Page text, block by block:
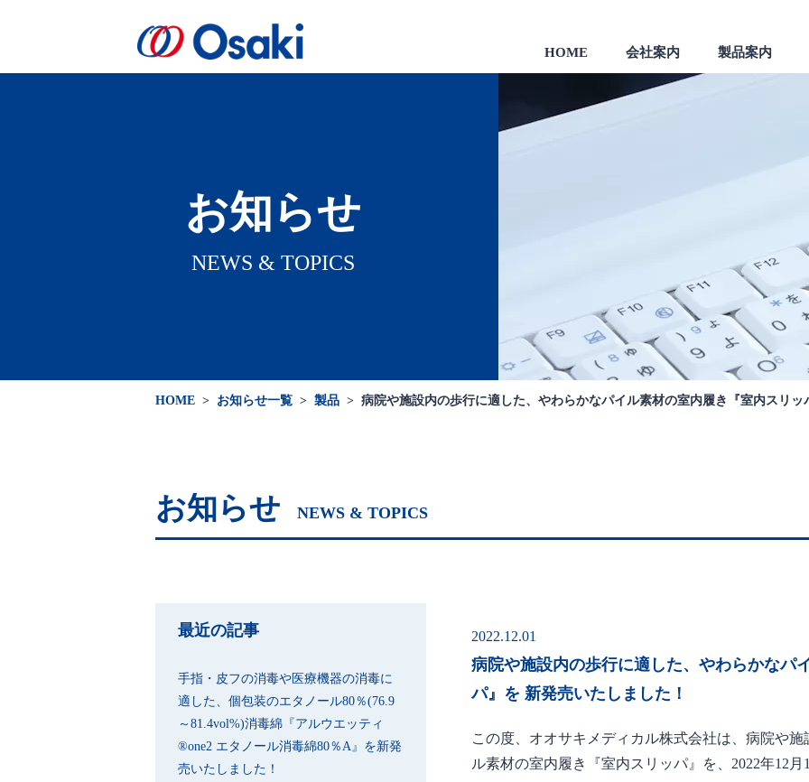
HOME
会社案内
会社案内
会社概要 会社沿革
製品案内
製品案内
医療関係者向け製品 一般のお客様向け製品
お知らせ
NEWS & TOPICS
HOME > お知らせ一覧 > 製品 > 病院や施設内の歩行に適した、やわらかなパイル素材の室内履き『室内スリ
お知らせ NEWS & TOPICS
2022.12.01
病院や施設内の歩行に適した、やわらかなパ
パ』を 新発売いたしました！
この度、オオサキメディカル株式会社は、病院や
ル素材の室内履き『室内スリッパ』を、2022年12
最近の記事
手指・皮フの消毒や医療機器の消毒に
適した、個包装のエタノール80％(76.9
～81.4vol%)消毒綿『アルウエッティ
®one2 エタノール消毒綿80％A』を新発
売いたしました！